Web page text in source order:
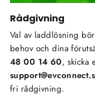
Rådgivning
Val av laddlösning
behov och dina
48 00 14 60, skicka
fri rådgivning.